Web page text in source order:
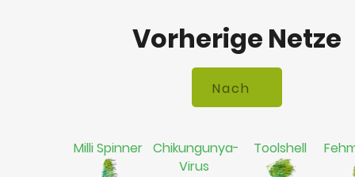
Vorherige Netze
Milli Spinner Chikungunya-
Virus
Toolshell